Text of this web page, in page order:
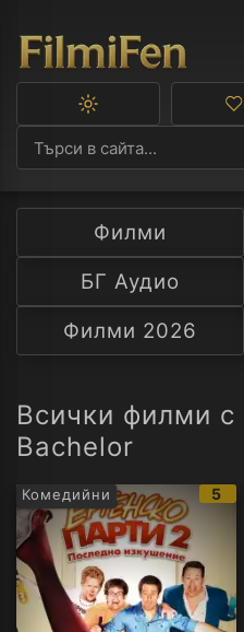
Превключване
тъмна
тема
Филми
БГ Аудио
Филми 2026
Всички филми с
Bachelor
Комедийни 5